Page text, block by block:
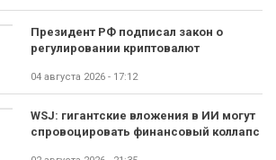
Президент РФ подписал закон о
регулировании криптовалют
04 августа 2026 - 17:12
WSJ: гигантские вложения в ИИ могут
спровоцировать финансовый коллапс